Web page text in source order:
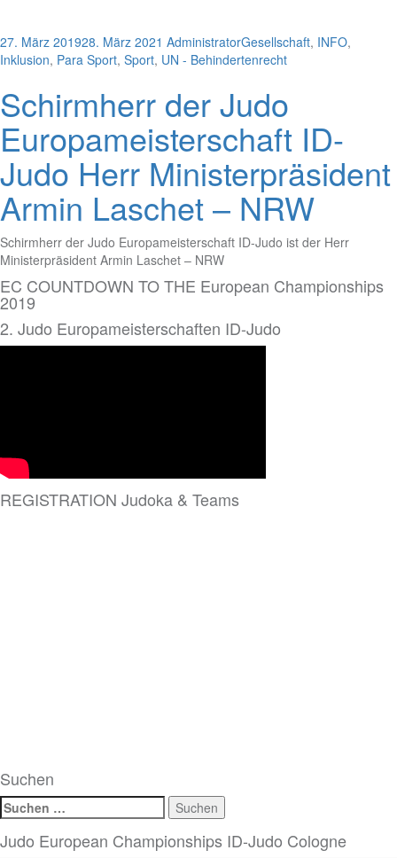
27. März 201928. März 2021 AdministratorGesellschaft, INFO,
Inklusion, Para Sport, Sport, UN - Behindertenrecht
Schirmherr der Judo
Europameisterschaft ID-
Judo Herr Ministerpräsident
Armin Laschet – NRW
Schirmherr der Judo Europameisterschaft ID-Judo ist der Herr
Ministerpräsident Armin Laschet – NRW
EC COUNTDOWN TO THE European Championships
2019
2. Judo Europameisterschaften ID-Judo
REGISTRATION Judoka & Teams
Suchen
Suchen
nach:
Judo European Championships ID-Judo Cologne